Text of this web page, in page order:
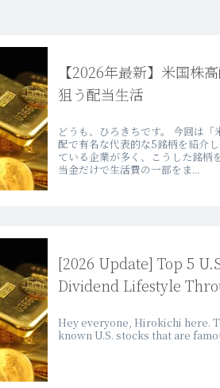
【2026年最新】米国株
狙う配当生活
どうも、ひろきちです。 今回は
配で有名な代表的な5銘柄を紹介
ている企業が多く、こうした銘柄
当金だけで生活費の一部をま...
[2026 Update] Top 5
Dividend Lifestyle
Hey everyone, Hirokichi here.
known U.S. stocks that are